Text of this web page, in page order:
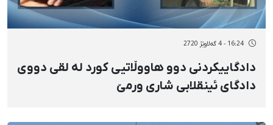
16:24 - 4 گەلاوێژ 2720
دادگاییکردنی دوو هاووڵاتیی کورد لە لقی دووی
دادگای ئینقلابی شاری ورمێ